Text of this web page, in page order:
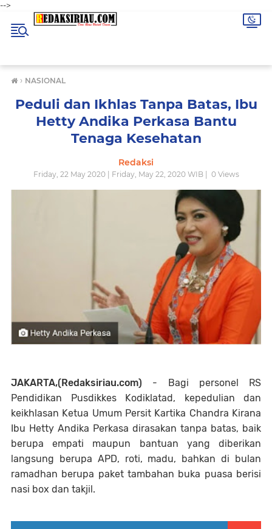
-->
› NASIONAL
Peduli dan Ikhlas Tanpa Batas, Ibu
Hetty Andika Perkasa Bantu
Tenaga Kesehatan
Redaksi
Friday, 22 May 2020 | Friday, May 22, 2020 WIB | 0Views
JAKARTA,(Redaksiriau.com) - Bagi personel RS
Pendidikan Pusdikkes Kodiklatad, kepedulian dan
keikhlasan Ketua Umum Persit Kartika Chandra Kirana
Ibu Hetty Andika Perkasa dirasakan tanpa batas, baik
berupa empati maupun bantuan yang diberikan
langsung berupa APD, roti, madu, bahkan di bulan
ramadhan berupa paket tambahan buka puasa berisi
nasi box dan takjil.